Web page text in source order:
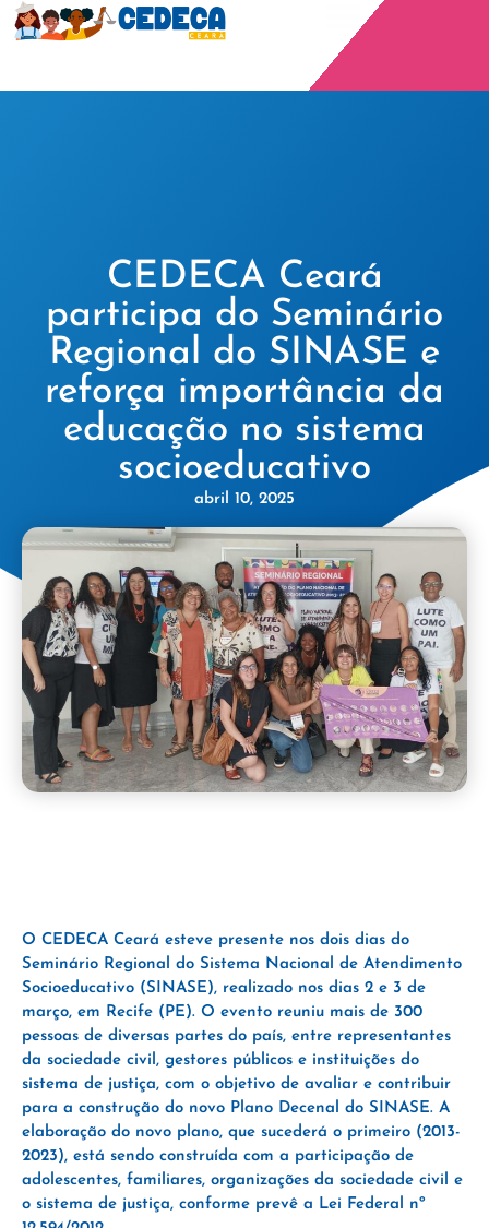
CEDECA Ceará
participa do Seminário
Regional do SINASE e
reforça importância da
educação no sistema
socioeducativo
abril 10, 2025
O CEDECA Ceará esteve presente nos dois dias do
Seminário Regional do Sistema Nacional de Atendimento
Socioeducativo (SINASE), realizado nos dias 2 e 3 de
março, em Recife (PE). O evento reuniu mais de 300
pessoas de diversas partes do país, entre representantes
da sociedade civil, gestores públicos e instituições do
sistema de justiça, com o objetivo de avaliar e contribuir
para a construção do novo Plano Decenal do SINASE. A
elaboração do novo plano, que sucederá o primeiro (2013-
2023), está sendo construída com a participação de
adolescentes, familiares, organizações da sociedade civil e
o sistema de justiça, conforme prevê a Lei Federal nº